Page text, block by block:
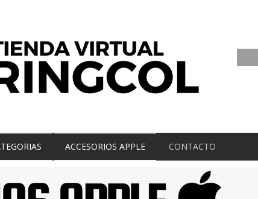
ACCESORIOS APPLE CONTACTO